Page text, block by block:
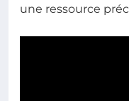
une ressource